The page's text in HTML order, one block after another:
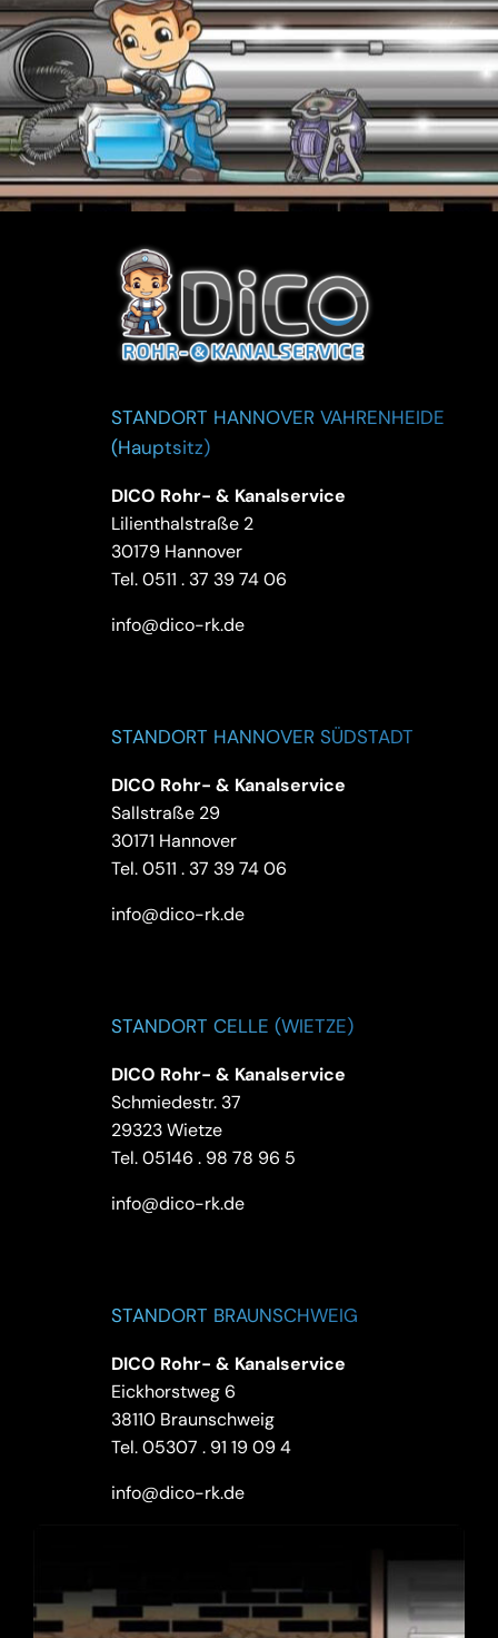
STANDORT HANNOVER VAHRENHEIDE
(Hauptsitz)
DICO Rohr- & Kanalservice
Lilienthalstraße 2
30179 Hannover
Tel.0511 . 37 39 74 06
info@dico-rk.de
STANDORT HANNOVER SÜDSTADT
DICO Rohr- & Kanalservice
Sallstraße 29
30171 Hannover
Tel.0511 . 37 39 74 06
info@dico-rk.de
STANDORT CELLE (WIETZE)
DICO Rohr- & Kanalservice
Schmiedestr. 37
29323 Wietze
Tel.05146 . 98 78 96 5
info@dico-rk.de
STANDORT BRAUNSCHWEIG
DICO Rohr- & Kanalservice
Eickhorstweg 6
38110 Braunschweig
Tel.05307 . 91 19 09 4
info@dico-rk.de